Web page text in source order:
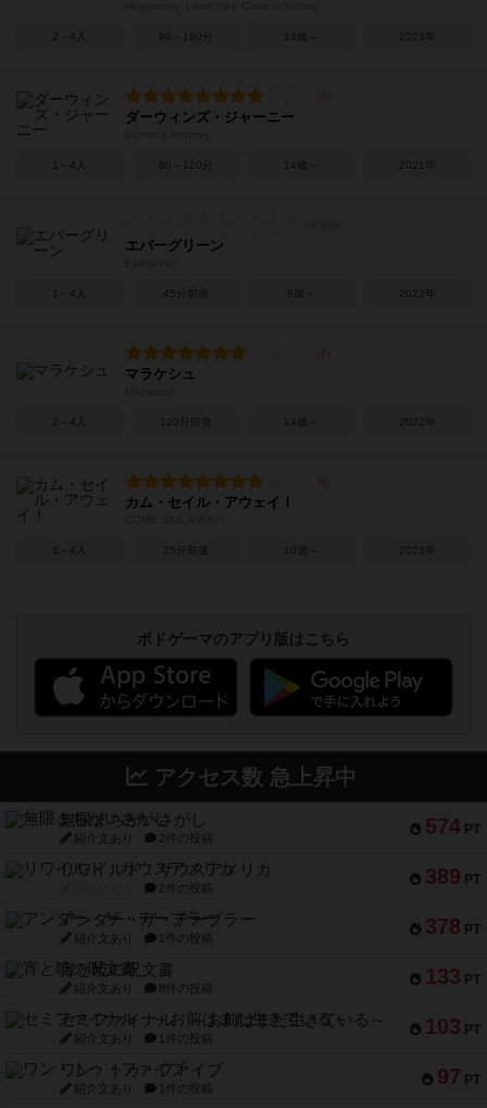
2～4人 90～180分 14歳～ 2023年
ダーウィンズ・ジャーニー
1～4人 60～120分 14歳～ 2021年
エバーグリーン
1～4人 45分前後 8歳～ 2022年
マラケシュ
2～4人 120分前後 14歳～ 2022年
カム・セイル・アウェイ！
1～4人 25分前後 10歳～ 2023年
ボドゲーマのアプリ版はこちら
アクセス数 急上昇中
574 PT
無限まちがいさがし
紹介文あり 2件の投稿
389 PT
リワイルド：サウスアメリカ
2件の投稿
378 PT
アンダー・ザ・テーブラー
紹介文あり 1件の投稿
133 PT
宵と暁の呪文書
紹介文あり 8件の投稿
103 PT
セミファイナル ～お前はまだ生きている～
紹介文あり 1件の投稿
97 PT
ワン・トゥ・ファイブ
紹介文あり 1件の投稿